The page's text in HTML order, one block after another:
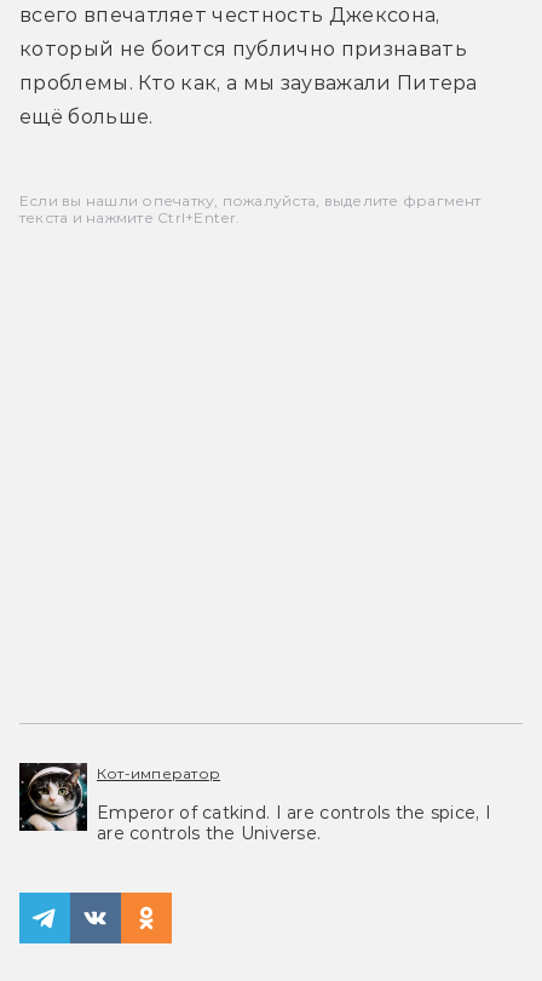
всего впечатляет честность Джексона,
который не боится публично признавать
проблемы. Кто как, а мы зауважали Питера
ещё больше.
Если вы нашли опечатку, пожалуйста, выделите фрагмент
текста и нажмите Ctrl+Enter.
Кот-император
Emperor of catkind. I are controls the spice, I
are controls the Universe.